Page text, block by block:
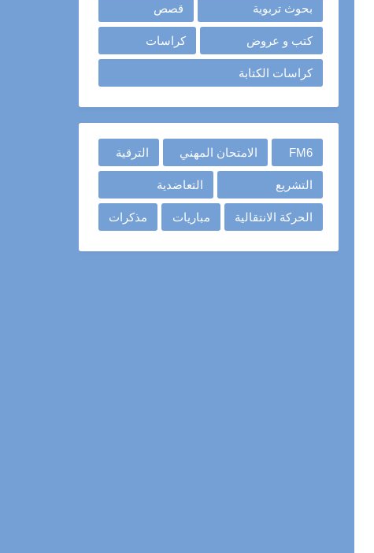
بحوث تربوية قصص
كتب و عروض كراسات
كراسات الكتابة
FM6 الامتحان المهني الترقية
التشريع التعاضدية
الحركة الانتقالية مباريات مذكرات